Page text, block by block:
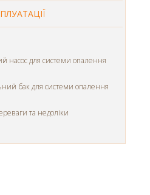
насос для системи опалення
бак для системи опалення
та недоліки